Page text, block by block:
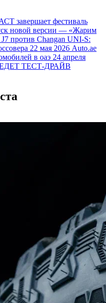
завершает фестиваль
новой версии — «Жарим
против Changan UNI-S:
22 мая 2026 Auto.ae
в оаэ 24 апреля
ТЕСТ-ДРАЙВ